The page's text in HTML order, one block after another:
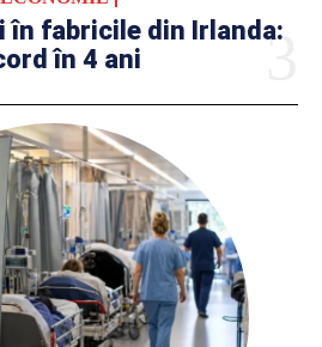
în fabricile din Irlanda:
în 4 ani